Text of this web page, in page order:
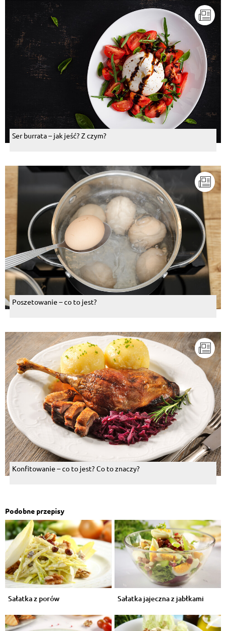
Ser burrata – jak jeść? Z czym?
Poszetowanie – co to jest?
Konfitowanie – co to jest? Co to znaczy?
Podobne przepisy
Sałatka z porów Sałatka jajeczna z jabłkami